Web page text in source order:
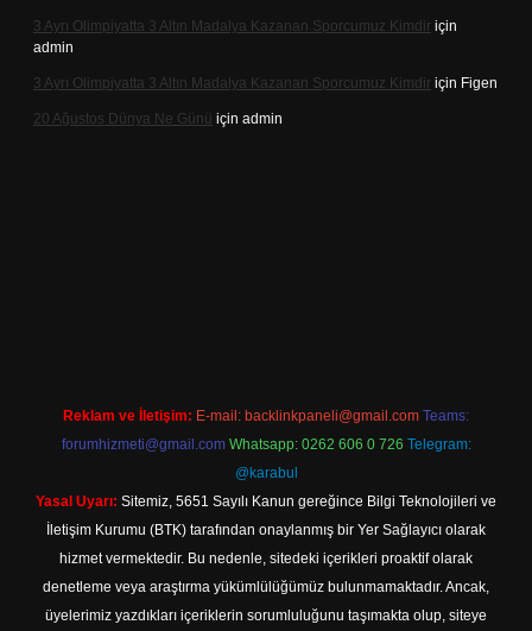
3 Ayrı Olimpiyatta 3 Altın Madalya Kazanan Sporcumuz Kimdir için
admin
3 Ayrı Olimpiyatta 3 Altın Madalya Kazanan Sporcumuz Kimdir için Figen
20 Ağustos Dünya Ne Günü için admin
Reklam ve İletişim: E-mail: backlinkpaneli@gmail.com Teams:
forumhizmeti@gmail.com Whatsapp: 0262 606 0 726 Telegram:
@karabul
Yasal Uyarı: Sitemiz, 5651 Sayılı Kanun gereğince Bilgi Teknolojileri ve
İletişim Kurumu (BTK) tarafından onaylanmış bir Yer Sağlayıcı olarak
hizmet vermektedir. Bu nedenle, sitedeki içerikleri proaktif olarak
denetleme veya araştırma yükümlülüğümüz bulunmamaktadır. Ancak,
üyelerimiz yazdıkları içeriklerin sorumluluğunu taşımakta olup, siteye